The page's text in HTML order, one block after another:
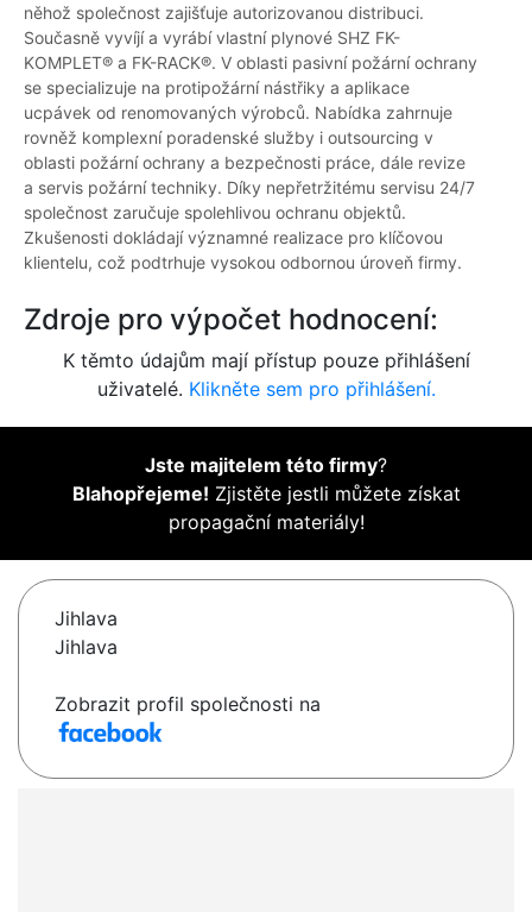
něhož společnost zajišťuje autorizovanou distribuci.
Současně vyvíjí a vyrábí vlastní plynové SHZ FK-
KOMPLET® a FK-RACK®. V oblasti pasivní požární ochrany
se specializuje na protipožární nástřiky a aplikace
ucpávek od renomovaných výrobců. Nabídka zahrnuje
rovněž komplexní poradenské služby i outsourcing v
oblasti požární ochrany a bezpečnosti práce, dále revize
a servis požární techniky. Díky nepřetržitému servisu 24/7
společnost zaručuje spolehlivou ochranu objektů.
Zkušenosti dokládají významné realizace pro klíčovou
klientelu, což podtrhuje vysokou odbornou úroveň firmy.
Zdroje pro výpočet hodnocení:
K těmto údajům mají přístup pouze přihlášení
uživatelé. Klikněte sem pro přihlášení.
Jste majitelem této firmy?
Blahopřejeme! Zjistěte jestli můžete získat
propagační materiály!
Jihlava
Jihlava
Zobrazit profil společnosti na